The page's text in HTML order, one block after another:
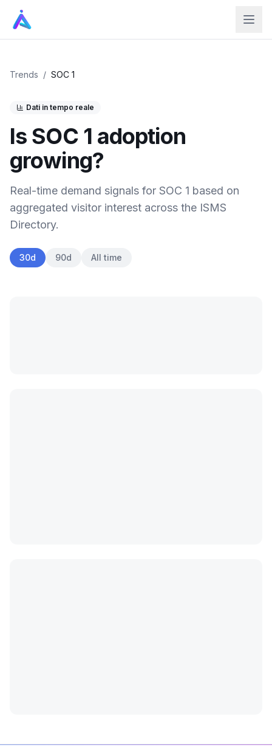
Trends / SOC 1
Dati in tempo reale
Is SOC 1 adoption
growing?
Real-time demand signals for SOC 1 based on
aggregated visitor interest across the ISMS
Directory.
30d 90d All time